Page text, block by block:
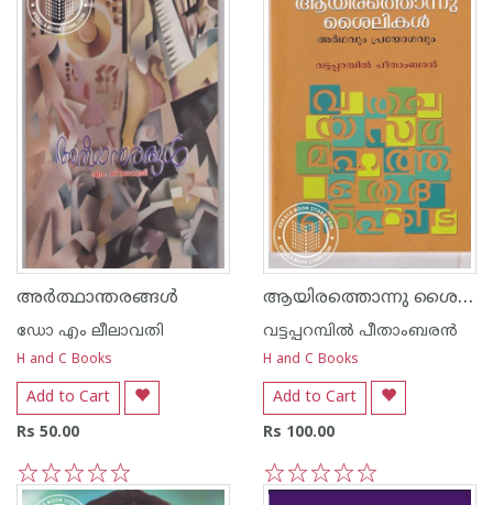
അര്‍ത്ഥാന്തരങ്ങള്‍
ഡോ എം ലീലാവതി
H and C Books
Add to Cart
Rs 50.00
5
4
3
2
1
ആയിരത്തൊന്നു ശൈലികള്‍ അര്‍ഥവും പ്രയോഗവും
വട്ടപ്പറമ്പില്‍ പീതാംബരന്‍
H and C Books
Add to Cart
Rs 100.00
5
4
3
2
1